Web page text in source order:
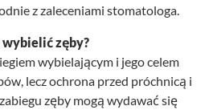
z zaleceniami stomatologa.
zęby?
wybielającym i jego celem
lecz ochrona przed próchnicą i
zęby mogą wydawać się